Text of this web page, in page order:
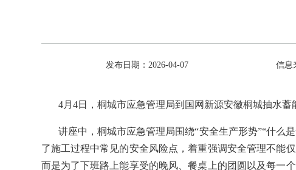
发布日期：2026-04-07 信息
4月4日，桐城市应急管理局到国网新源安徽桐城抽水
讲座中，桐城市应急管理局围绕“安全生产形势”“什么
了施工过程中常见的安全风险点，着重强调安全管理不能
而是为了下班路上能享受的晚风、餐桌上的团圆以及每一